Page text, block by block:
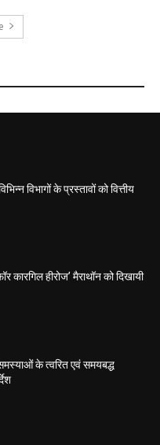
विभागों के प्रस्तावों को वित्तीय
कारगिल हीरोज’ मैराथॉन को दिखायी
के त्वरित एवं समयबद्ध